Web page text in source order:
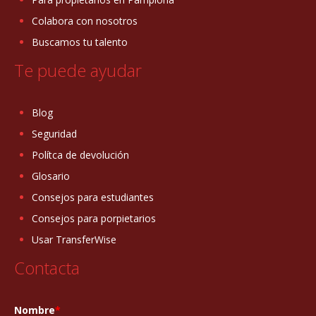
Colabora con nosotros
Buscamos tu talento
Te puede ayudar
Blog
Seguridad
Polítca de devolución
Glosario
Consejos para estudiantes
Consejos para porpietarios
Usar TransferWise
Contacta
Nombre*